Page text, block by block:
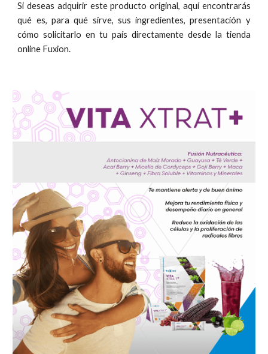
Si deseas adquirir este producto original, aquí encontrarás
qué es, para qué sirve, sus ingredientes, presentación y
cómo solicitarlo en tu país directamente desde la tienda
online Fuxion.